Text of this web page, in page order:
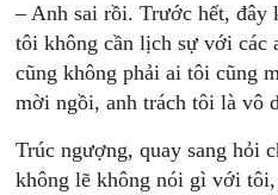
– Anh sai rồi. Trước hết, đây
tôi không cần lịch sự với các
cũng không phải ai tôi cũng
mời ngồi, anh trách tôi là vô
Trúc ngượng, quay sang hỏi
không lẽ không nói gì với